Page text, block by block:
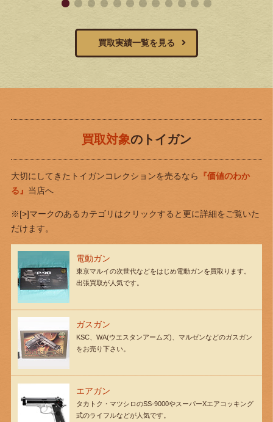
買取実績一覧を見る
買取対象のトイガン
大切にしてきたトイガンコレクションを売るなら
『価値のわか
る』 当店へ
※[>]マークのあるカテゴリはクリックすると更に詳細をご覧いた
だけます。
電動ガン
東京マルイの次世代などをはじめ電動ガンを買取ります。
出張買取が人気です。
ガスガン
KSC、WA(ウエスタンアームズ)、マルゼンなどのガスガン
をお売り下さい。
エアガン
タカトク・マツシロのSS-9000やスーパーXエアコッキング
式のライフルなどが人気です。